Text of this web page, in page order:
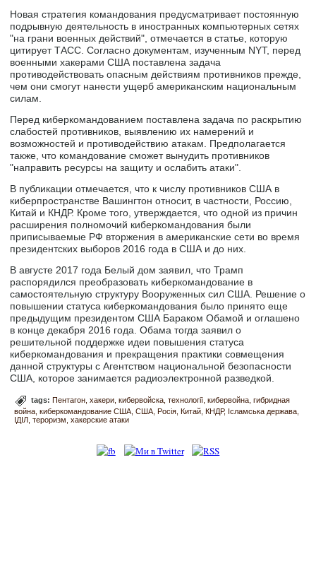
Новая стратегия командования предусматривает постоянную
подрывную деятельность в иностранных компьютерных сетях
"на грани военных действий", отмечается в статье, которую
цитирует ТАСС. Согласно документам, изученным NYT, перед
военными хакерами США поставлена задача
противодействовать опасным действиям противников прежде,
чем они смогут нанести ущерб американским национальным
силам.
Перед киберкомандованием поставлена задача по раскрытию
слабостей противников, выявлению их намерений и
возможностей и противодействию атакам. Предполагается
также, что командование сможет вынудить противников
"направить ресурсы на защиту и ослабить атаки".
В публикации отмечается, что к числу противников США в
киберпространстве Вашингтон относит, в частности, Россию,
Китай и КНДР. Кроме того, утверждается, что одной из причин
расширения полномочий киберкомандования были
приписываемые РФ вторжения в американские сети во время
президентских выборов 2016 года в США и до них.
В августе 2017 года Белый дом заявил, что Трамп
распорядился преобразовать киберкомандование в
самостоятельную структуру Вооруженных сил США. Решение о
повышении статуса киберкомандования было принято еще
предыдущим президентом США Бараком Обамой и оглашено
в конце декабря 2016 года. Обама тогда заявил о
решительной поддержке идеи повышения статуса
киберкомандования и прекращения практики совмещения
данной структуры с Агентством национальной безопасности
США, которое занимается радиоэлектронной разведкой.
tags: Пентагон хакери кибервойска технології кибервойна гибридная
война киберкомандование США США Росія Китай КНДР
Ісламська держава
ІДІЛ
тероризм хакерские атаки